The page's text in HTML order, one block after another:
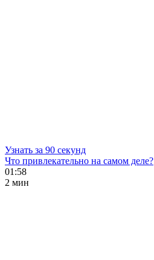
Узнать за 90 секунд
Что привлекательно на самом деле?
01:58
2 мин